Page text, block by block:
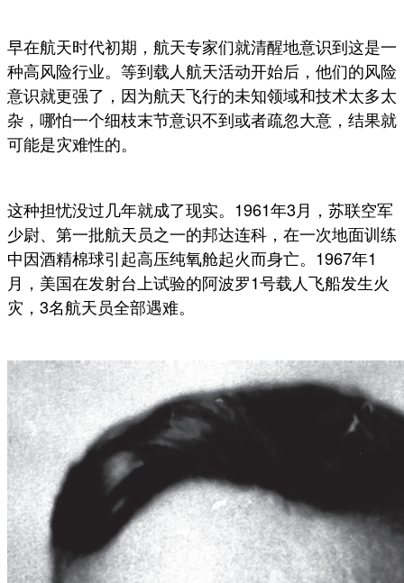
早在航天时代初期，航天专家们就清醒地意识到这是一
种高风险行业。等到载人航天活动开始后，他们的风险
意识就更强了，因为航天飞行的未知领域和技术太多太
杂，哪怕一个细枝末节意识不到或者疏忽大意，结果就
可能是灾难性的。
这种担忧没过几年就成了现实。1961年3月，苏联空军
少尉、第一批航天员之一的邦达连科，在一次地面训练
中因酒精棉球引起高压纯氧舱起火而身亡。1967年1
月，美国在发射台上试验的阿波罗1号载人飞船发生火
灾，3名航天员全部遇难。